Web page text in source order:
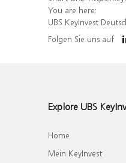
You are here:
UBS KeyInvest
Folgen Sie uns auf
Explore UBS
Home
Mein KeyInvest